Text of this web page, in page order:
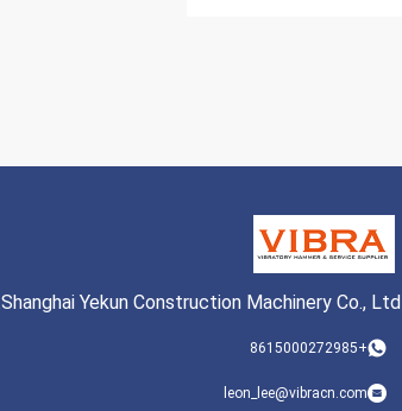
Shanghai Yekun Construction Machinery Co., Ltd.
+8615000272985
leon_lee@vibracn.com